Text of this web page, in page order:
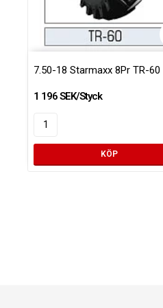
7.50-18 Starmaxx 8Pr TR-60
1 196 SEK/Styck
KÖP